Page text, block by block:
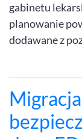
gabinetu
planowanie
dodawane z